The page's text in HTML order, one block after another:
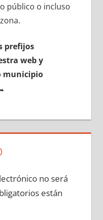
público ο incluso
prefijos
web у
municipio
no será
están